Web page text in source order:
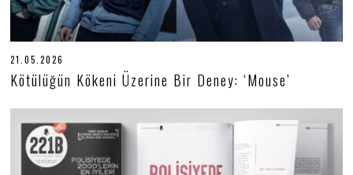
21.05.2026
.
5
2
0
2
Kötülüğün Kökeni Üzerine Bir Deney: ‘Mouse’